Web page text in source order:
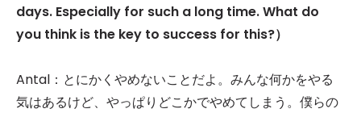
days. Especially for such a long time. What do
you think is the key to success for this?）
Antal：とにかくやめないことだよ。みんな何かをやる
気はあるけど、やっぱりどこかでやめてしまう。僕らの